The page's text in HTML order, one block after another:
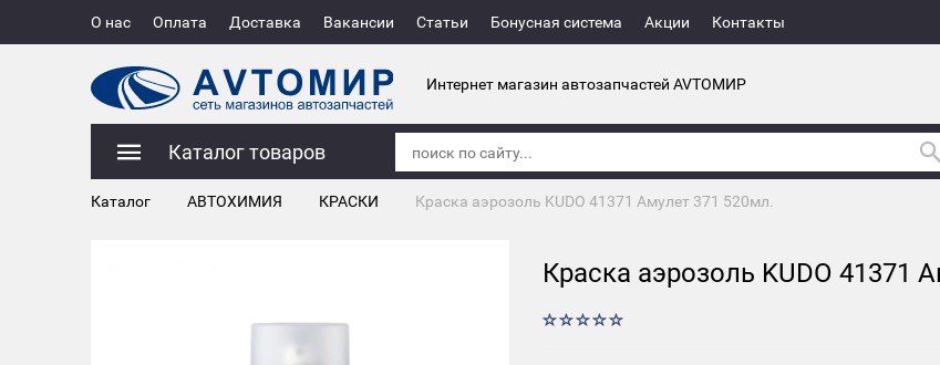
О нас Оплата Доставка Вакансии Статьи Бонусная система Акции Контакты
Интернет магазин автозапчастей AVTOМИР
Каталог товаров
Каталог АВТОХИМИЯ КРАСКИ Краска аэрозоль KUDO 41371 Амулет 371 520мл.
Краска аэрозоль KUDO 41371